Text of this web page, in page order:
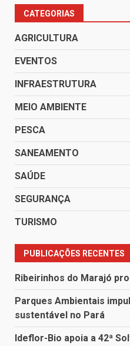
CATEGORIAS
AGRICULTURA
EVENTOS
INFRAESTRUTURA
MEIO AMBIENTE
PESCA
SANEAMENTO
SAÚDE
SEGURANÇA
TURISMO
PUBLICAÇÕES RECENTES
Ribeirinhos do Marajó
Parques Ambientais
sustentável no Pará
Ideflor-Bio apoia a 42ª